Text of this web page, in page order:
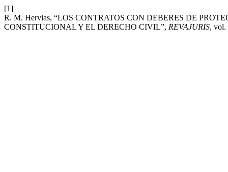
[1]
R. M. Hervias, “LOS CONTRATOS CON DEBERES DE
CONSTITUCIONAL Y EL DERECHO CIVIL”, REVAJURIS, vol.